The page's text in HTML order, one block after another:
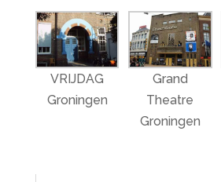
VRIJDAG
Groningen
Grand
Theatre
Groningen